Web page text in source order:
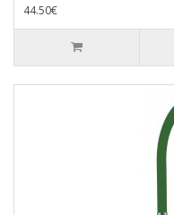
44.50€